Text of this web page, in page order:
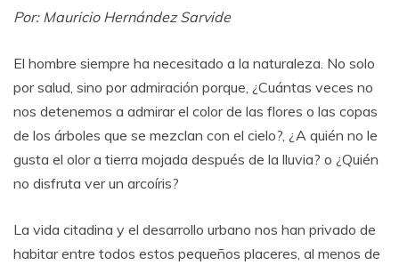
Por: Mauricio Hernández Sarvide
El hombre siempre ha necesitado a la naturaleza. No solo
por salud, sino por admiración porque, ¿Cuántas veces no
nos detenemos a admirar el color de las flores o las copas
de los árboles que se mezclan con el cielo?, ¿A quién no le
gusta el olor a tierra mojada después de la lluvia? o ¿Quién
no disfruta ver un arcoíris?
La vida citadina y el desarrollo urbano nos han privado de
habitar entre todos estos pequeños placeres, al menos de